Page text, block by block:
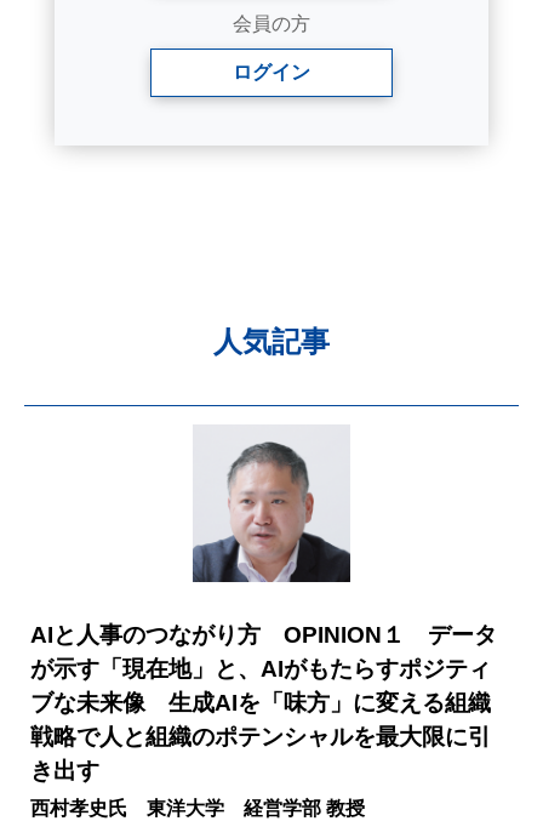
会員の方
ログイン
人気記事
AIと人事のつながり方 OPINION１ データ
が示す「現在地」と、AIがもたらすポジティ
ブな未来像 生成AIを「味方」に変える組織
戦略で人と組織のポテンシャルを最大限に引
き出す
西村孝史氏 東洋大学 経営学部 教授